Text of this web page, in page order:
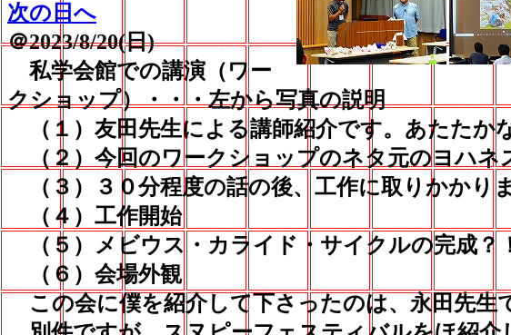
次の日へ
＠2023/8/20(日)
私学会館での講演（ワー
クショップ）・・・左から写真の説明
（１）友田先生による講師紹介です。あたたか
（２）今回のワークショップのネタ元のヨハネ
（３）３０分程度の話の後、工作に取りかかり
（４）工作開始
（５）メビウス・カライド・サイクルの完成？
（６）会場外観
この会に僕を紹介して下さったのは、永田先生